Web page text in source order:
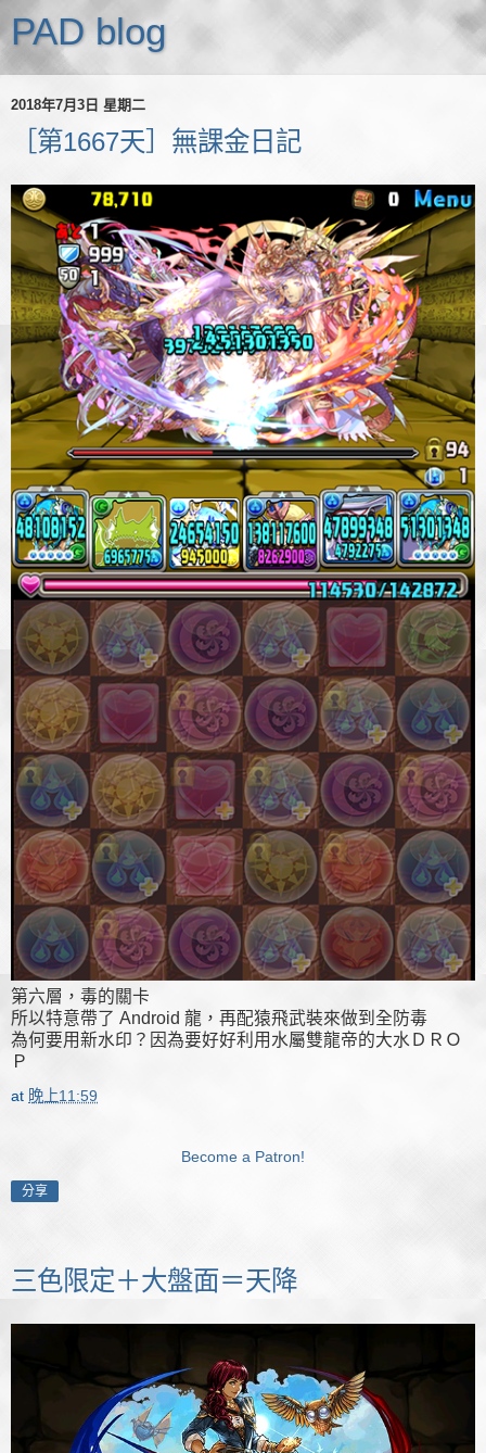
PAD blog
2018年7月3日 星期二
［第1667天］無課金日記
第六層，毒的關卡
所以特意帶了 Android 龍，再配猿飛武裝來做到全防毒
為何要用新水印？因為要好好利用水屬雙龍帝的大水ＤＲＯ
Ｐ
at 晚上11:59
Become a Patron!
分享
三色限定＋大盤面＝天降